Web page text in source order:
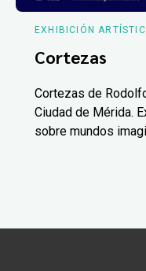
EXHIBICIÓN
Cortezas
Cortezas de
Ciudad de Mérida.
sobre mundos